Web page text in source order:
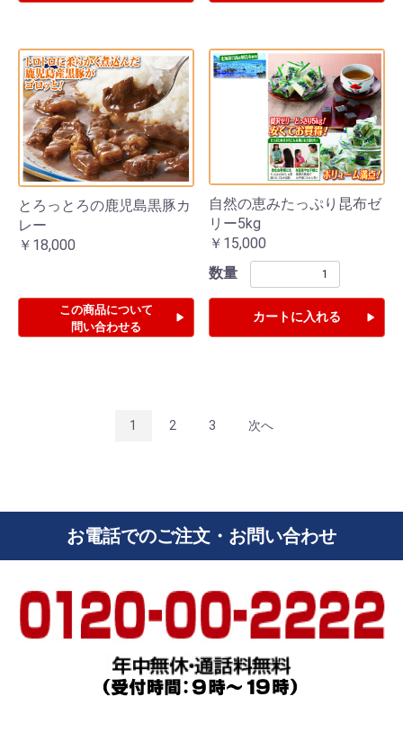
とろっとろの鹿児島黒豚カ
レー
￥18,000
この商品について
問い合わせる
自然の恵みたっぷり昆布ゼ
リー5kg
￥15,000
数量
カートに入れる
1 2 3 次へ
お電話でのご注文・お問い合わせ